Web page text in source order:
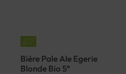
Bière Pale Ale Egerie
Blonde Bio 5°